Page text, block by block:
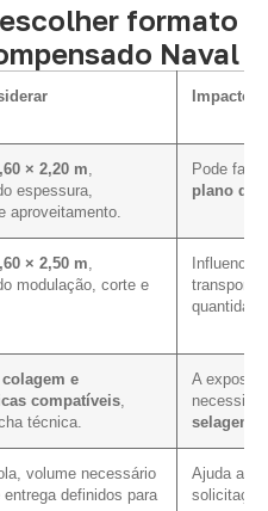
formato
Naval
Impacto
× 2,20 m
espessura,
aproveitamento.
Pode
plano de
× 2,50 m
modulação, corte e
Influencia
colagem e
compatíveis
técnica.
A
selagem
volume necessário
definidos para
Ajuda a